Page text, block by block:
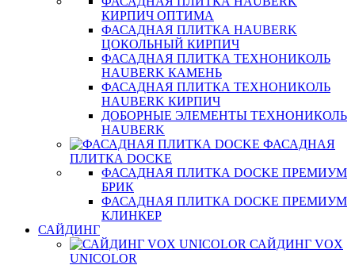
КИРПИЧ ОПТИМА
ФАСАДНАЯ ПЛИТКА HAUBERK
ЦОКОЛЬНЫЙ КИРПИЧ
ФАСАДНАЯ ПЛИТКА ТЕХНОНИКОЛЬ
HAUBERK КАМЕНЬ
ФАСАДНАЯ ПЛИТКА ТЕХНОНИКОЛЬ
HAUBERK КИРПИЧ
ДОБОРНЫЕ ЭЛЕМЕНТЫ ТЕХНОНИКОЛЬ
HAUBERK
ФАСАДНАЯ
ПЛИТКА DOCKE
ФАСАДНАЯ ПЛИТКА DOCKE ПРЕМИУМ
БРИК
ФАСАДНАЯ ПЛИТКА DOCKE ПРЕМИУМ
КЛИНКЕР
САЙДИНГ
САЙДИНГ VOX
UNICOLOR